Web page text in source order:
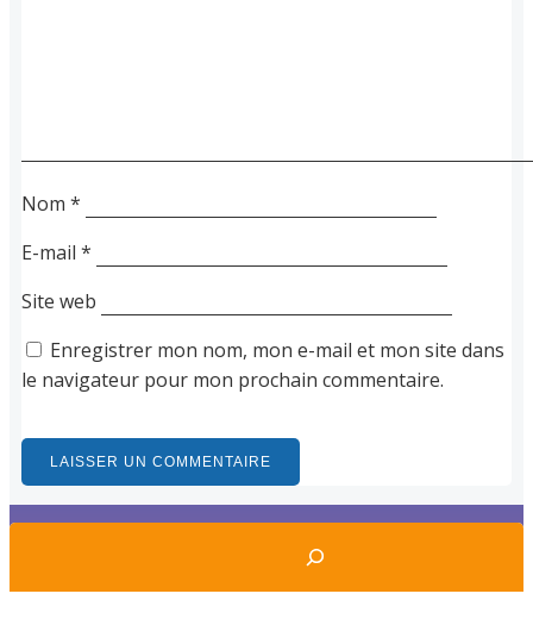
Nom *
E-mail *
Site web
Enregistrer mon nom, mon e-mail et mon site dans
le navigateur pour mon prochain commentaire.
Rechercher